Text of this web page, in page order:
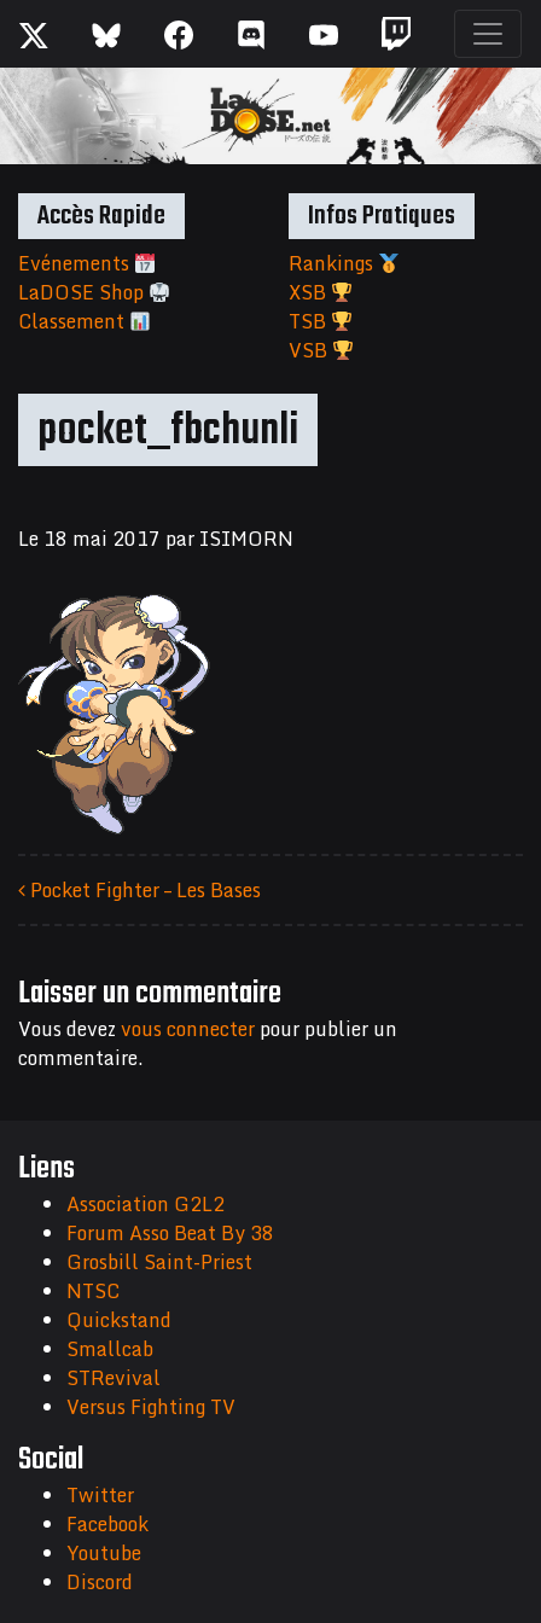
pocket_fbchunli
Le 18 mai 2017 parISIMORN
Pocket Fighter – Les Bases
Laisser un commentaire
Vous devezvous connecterpour publier un
commentaire.
Accès Rapide
Evénements
LaDOSE Shop
Classement
Infos Pratiques
Rankings
XSB
TSB
VSB
Liens
Association G2L2
Forum Asso Beat By 38
Grosbill Saint-Priest
NTSC
Quickstand
Smallcab
STRevival
Versus Fighting TV
Social
Twitter
Facebook
Youtube
Discord